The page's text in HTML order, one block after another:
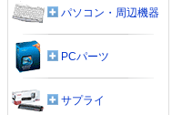
パソコン・周辺機器
PCパーツ
サプライ